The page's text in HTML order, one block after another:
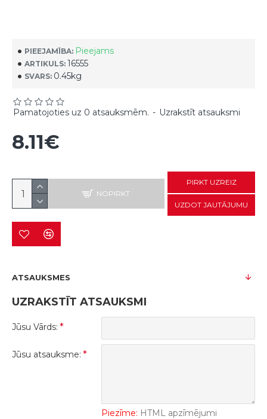
PIEEJAMĪBA: Pieejams
ARTIKULS: 16555
SVARS: 0.45kg
Pamatojoties uz 0 atsauksmēm. - Uzrakstīt atsauksmi
8.11€
NOPIRKT
PIRKT UZREIZ
UZDOT JAUTĀJUMU
ATSAUKSMES
UZRAKSTĪT ATSAUKSMI
Jūsu Vārds:
Jūsu atsauksme:
Piezīme: HTML apzīmējumi